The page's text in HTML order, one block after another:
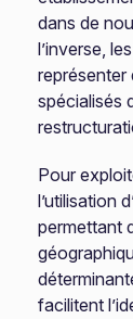
dans de
l’inverse,
représenter
spécialisés
Pour
l’utilisation
permettant
facilitent